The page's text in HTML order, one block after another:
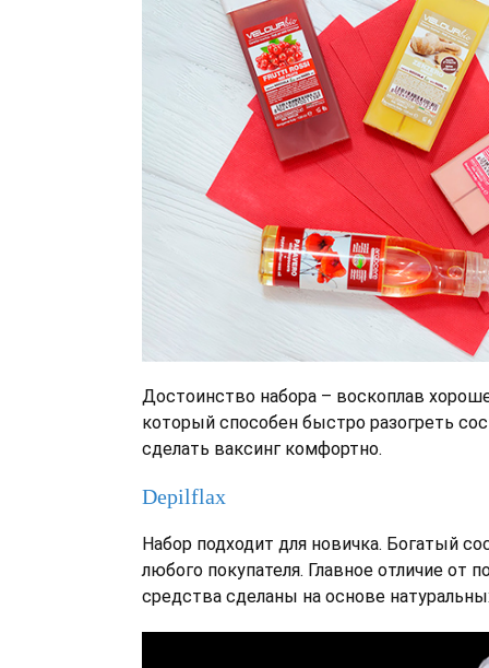
Достоинство набора – воскоплав
который способен быстро разогреть
сделать ваксинг комфортно.
Depilflax
Набор подходит для новичка. Богатый
любого покупателя. Главное отличие от
средства сделаны на основе